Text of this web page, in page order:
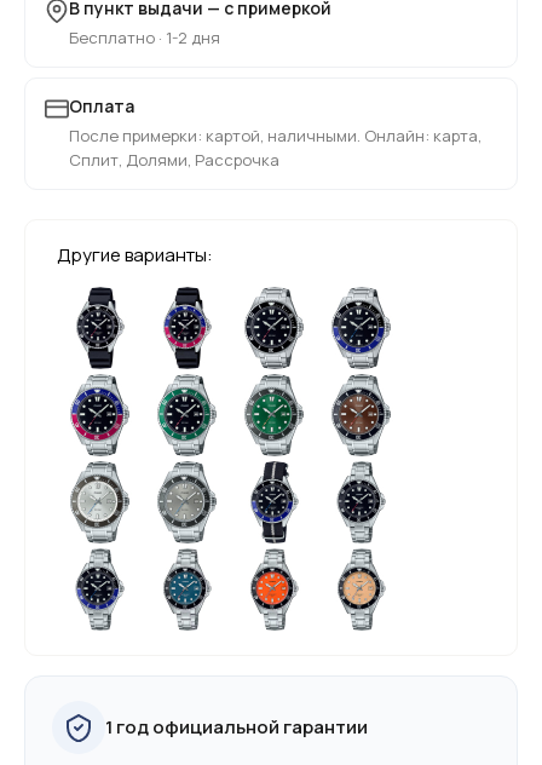
В пункт выдачи — с примеркой
Бесплатно · 1-2 дня
Оплата
После примерки: картой, наличными. Онлайн: карта,
Сплит, Долями, Рассрочка
Другие варианты:
1 год официальной гарантии